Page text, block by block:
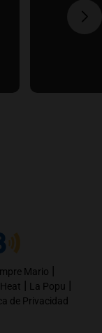
Mario |
| La Popu |
de Privacidad